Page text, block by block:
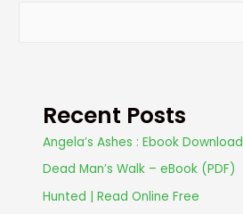
Recent Posts
Angela’s Ashes : Ebook Download
Dead Man’s Walk – eBook (PDF)
Hunted | Read Online Free